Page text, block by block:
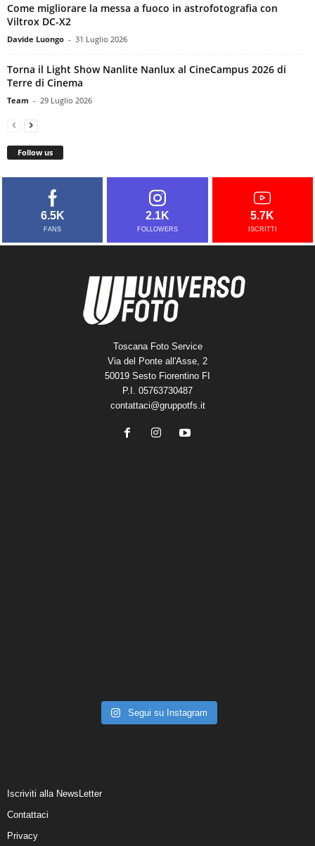
Come migliorare la messa a fuoco in astrofotografia con
Viltrox DC-X2
Davide Luongo - 31 Luglio 2026
Torna il Light Show Nanlite Nanlux al CineCampus 2026 di
Terre di Cinema
Team - 29 Luglio 2026
Follow us
6.5K
FANS
2.1K
FOLLOWERS
5.7K
ISCRITTI
Toscana Foto Service
Via del Ponte all'Asse, 2
50019 Sesto Fiorentino FI
P.I. 05763730487
contattaci@gruppotfs.it
Segui su Instagram
Iscriviti alla NewsLetter
Contattaci
Privacy